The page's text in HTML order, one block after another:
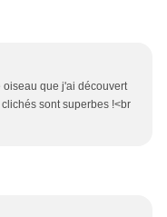
oiseau que j'ai découvert
sont superbes !<br